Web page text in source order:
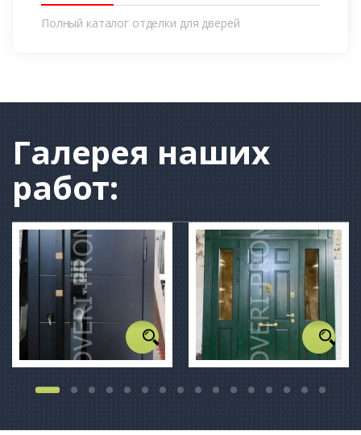
Полный каталог отделки для дверей
Галерея наших
работ: